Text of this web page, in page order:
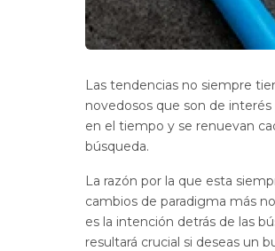
Las tendencias no siempre
novedosos que son de interés
en el tiempo y se renuevan
búsqueda.
La razón por la que esta
cambios de paradigma más
es la intención detrás de las
resultará crucial si deseas un